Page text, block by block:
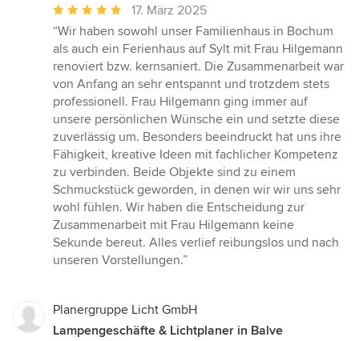
Durchschnittliche
Bewertung:
5
von
5
Sternen
17. März 2025
“Wir haben sowohl unser Familienhaus in Bochum
als auch ein Ferienhaus auf Sylt mit Frau Hilgemann
renoviert bzw. kernsaniert. Die Zusammenarbeit war
von Anfang an sehr entspannt und trotzdem stets
professionell. Frau Hilgemann ging immer auf
unsere persönlichen Wünsche ein und setzte diese
zuverlässig um. Besonders beeindruckt hat uns ihre
Fähigkeit, kreative Ideen mit fachlicher Kompetenz
zu verbinden. Beide Objekte sind zu einem
Schmuckstück geworden, in denen wir wir uns sehr
wohl fühlen. Wir haben die Entscheidung zur
Zusammenarbeit mit Frau Hilgemann keine
Sekunde bereut. Alles verlief reibungslos und nach
unseren Vorstellungen.”
Planergruppe Licht GmbH
Lampengeschäfte & Lichtplaner in Balve